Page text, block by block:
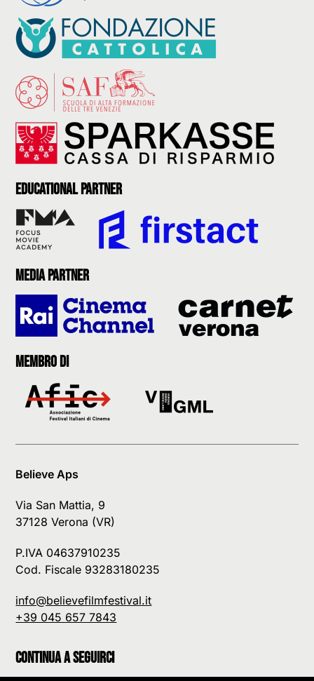
Educational partner
Media partner
Membro di
Believe Aps
Via San Mattia, 9
37128 Verona (VR)
P.IVA 04637910235
Cod. Fiscale 93283180235
info@believefilmfestival.it
+39 045 657 7843
Continua a seguirci